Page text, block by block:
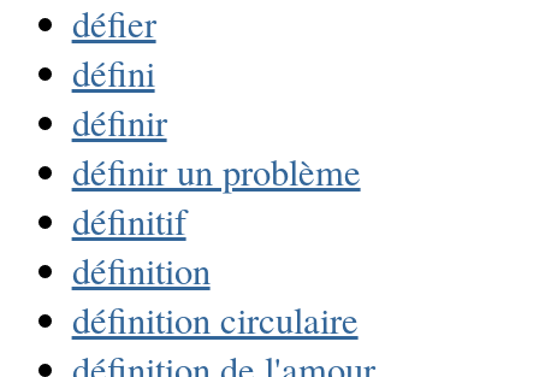
défier
défini
définir
définir un problème
définitif
définition
définition circulaire